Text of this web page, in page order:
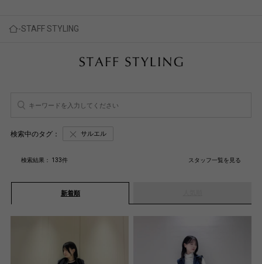
STAFF STYLING
検索中のタグ： サルエル
検索結果： 133件 スタッフ一覧を見る
新着順